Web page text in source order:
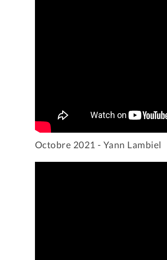
Octobre 2021 - Yann Lambiel